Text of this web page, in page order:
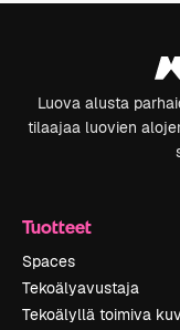
Luova alusta
tilaajaa luovien
Tuotteet
Spaces
Tekoälyavustaja
Tekoälyllä toimiva